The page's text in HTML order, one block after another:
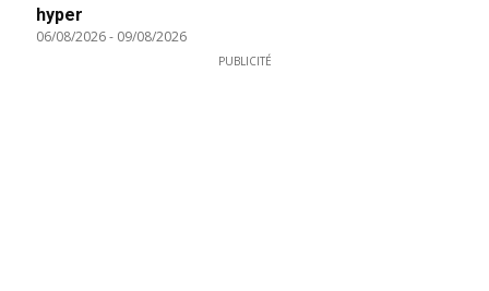
hyper
06/08/2026- 09/08/2026
PUBLICITÉ